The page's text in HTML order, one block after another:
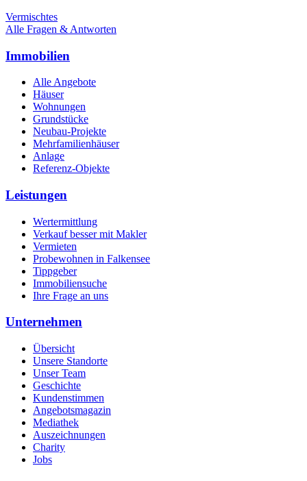
Vermischtes
Alle Fragen & Antworten
Immobilien
Alle Angebote
Häuser
Wohnungen
Grundstücke
Neubau-Projekte
Mehrfamilienhäuser
Anlage
Referenz-Objekte
Leistungen
Wertermittlung
Verkauf besser mit Makler
Vermieten
Probewohnen in Falkensee
Tippgeber
Immobiliensuche
Ihre Frage an uns
Unternehmen
Übersicht
Unsere Standorte
Unser Team
Geschichte
Kundenstimmen
Angebotsmagazin
Mediathek
Auszeichnungen
Charity
Jobs